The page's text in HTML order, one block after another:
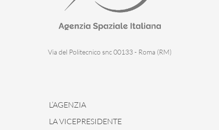
Via del Politecnico snc 00133 - Roma (RM)
L’AGENZIA
LA VICEPRESIDENTE